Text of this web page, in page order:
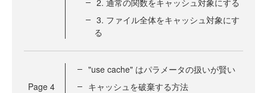
3. ファイル全体をキャッシュ対象にす
る
Page 4
"use cache" はパラメータの扱いが賢い
キャッシュを破棄する方法